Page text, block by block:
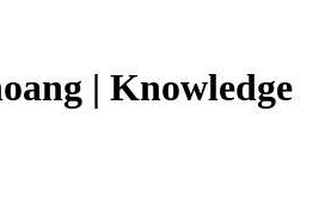
| Knowledge